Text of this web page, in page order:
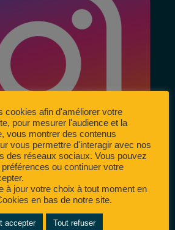
cookies afin d'améliorer votre
pour mesurer l'audience et la
vous montrer des contenus
vous permettre d'interagir avec nos
des réseaux sociaux. Vous pouvez
ou continuer votre
à jour votre choix à tout moment en
en bas de notre site.
accepter Tout refuser